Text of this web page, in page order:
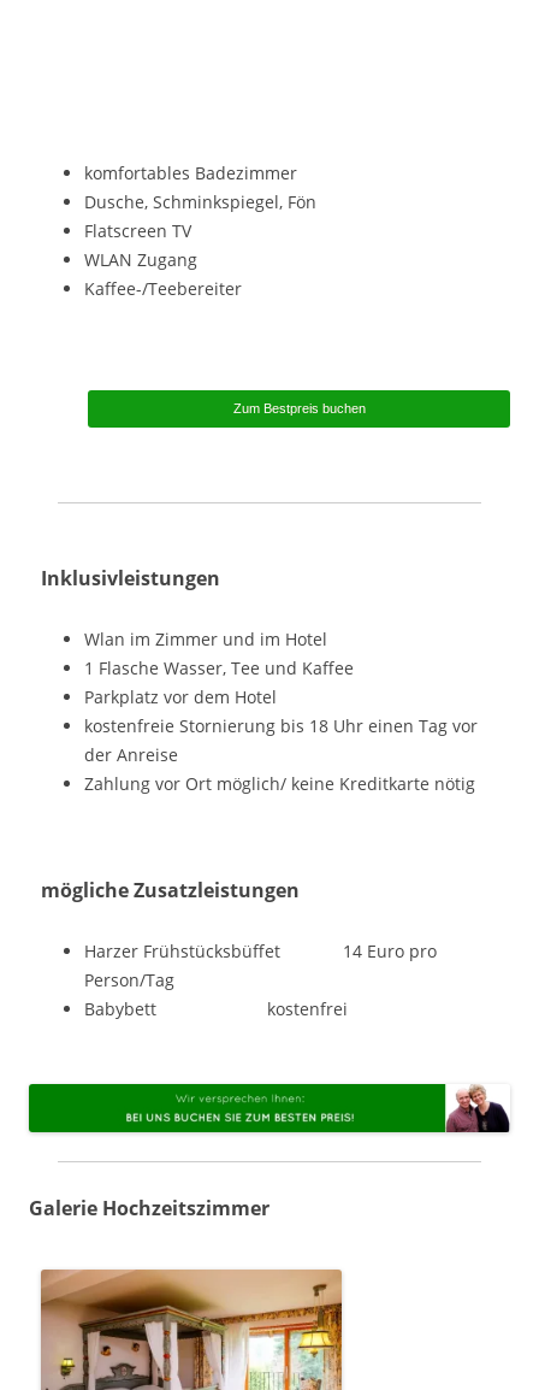
komfortables Badezimmer
Dusche, Schminkspiegel, Fön
Flatscreen TV
WLAN Zugang
Kaffee-/Teebereiter
Zum Bestpreis buchen
Inklusivleistungen
Wlan im Zimmer und im Hotel
1 Flasche Wasser, Tee und Kaffee
Parkplatz vor dem Hotel
kostenfreie Stornierung bis 18 Uhr einen Tag vor
der Anreise
Zahlung vor Ort möglich/ keine Kreditkarte nötig
mögliche Zusatzleistungen
Harzer Frühstücksbüffet 14 Euro pro
Person/Tag
Babybett kostenfrei
Galerie Hochzeitszimmer